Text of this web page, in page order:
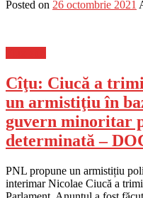
Posted on 26 octombrie 2021
Cîţu: Ciucă a
un armistiţiu în
guvern minoritar
determinată –
PNL propune un armistițiu
interimar Nicolae Ciucă a